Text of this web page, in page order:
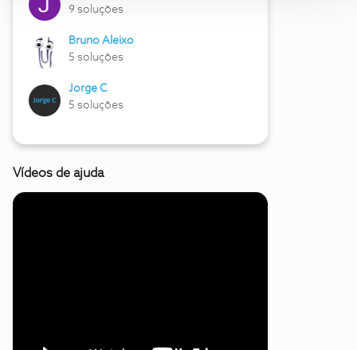
9 soluções
Bruno Aleixo
5 soluções
Jorge C
5 soluções
Vídeos de ajuda